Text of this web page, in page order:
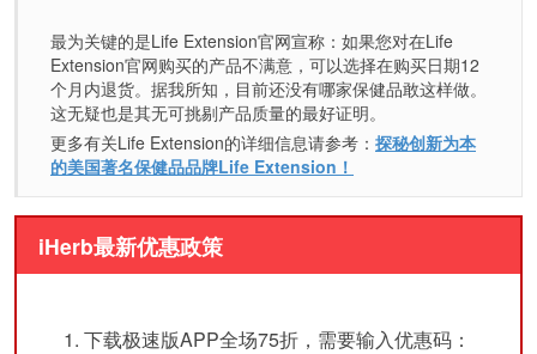
最为关键的是Life Extension官网宣称：如果您对在Life
Extension官网购买的产品不满意，可以选择在购买日期12
个月内退货。据我所知，目前还没有哪家保健品敢这样做。
这无疑也是其无可挑剔产品质量的最好证明。
更多有关Life Extension的详细信息请参考： 探秘创新为本
的美国著名保健品品牌Life Extension！
iHerb最新优惠政策
下载极速版APP全场75折，需要输入优惠码：